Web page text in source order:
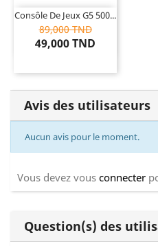
Consôle De Jeux G5 500...
89,000 TND
49,000 TND
Avis des utilisateurs
Aucun avis pour le moment.
Vous devez vous connecter
Question(s) des